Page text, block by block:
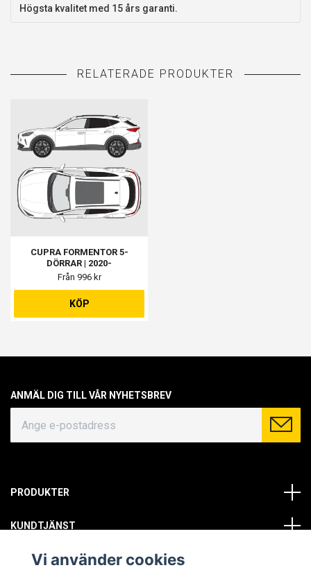
Högsta kvalitet med 15 års garanti.
CUPRA FORMENTOR 5-
DÖRRAR | 2020-
Från 996 kr
KÖP
ANMÄL DIG TILL VÅR NYHETSBREV
PRODUKTER
KUNDTJÄNST
OM OSSVi använder cookies